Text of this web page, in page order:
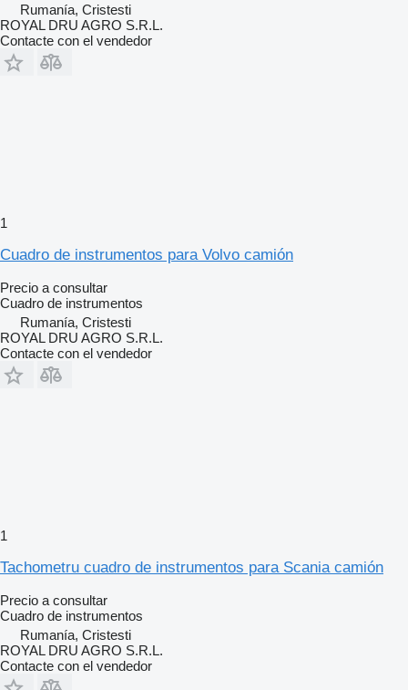
Rumanía, Cristesti
ROYAL DRU AGRO S.R.L.
Contacte con el vendedor
1
Cuadro de instrumentos para Volvo camión
Precio a consultar
Cuadro de instrumentos
Rumanía, Cristesti
ROYAL DRU AGRO S.R.L.
Contacte con el vendedor
1
Tachometru cuadro de instrumentos para Scania camión
Precio a consultar
Cuadro de instrumentos
Rumanía, Cristesti
ROYAL DRU AGRO S.R.L.
Contacte con el vendedor